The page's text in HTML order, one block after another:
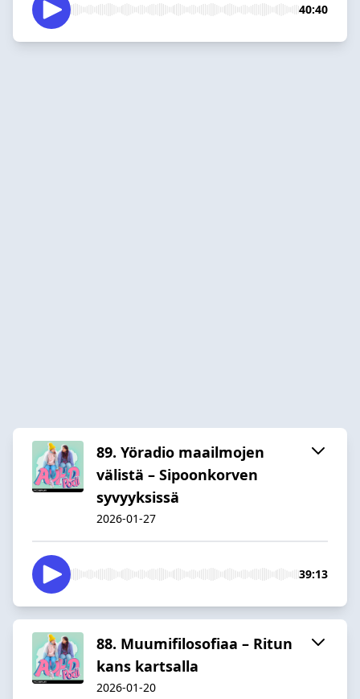
40:40
89. Yöradio maailmojen
välistä – Sipoonkorven
syvyyksissä
2026-01-27
39:13
88. Muumifilosofiaa – Ritun
kans kartsalla
2026-01-20